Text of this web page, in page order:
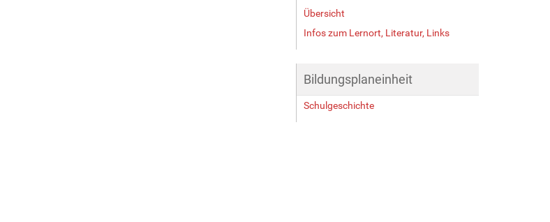
Übersicht
Infos zum Lernort, Literatur, Links
Bildungsplaneinheit
Schulgeschichte